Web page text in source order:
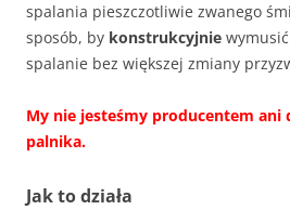
spalania pieszczotliwie zwanego
sposób, by konstrukcyjnie
spalanie bez większej zmiany
My nie jesteśmy producentem
palnika.
Jak to działa